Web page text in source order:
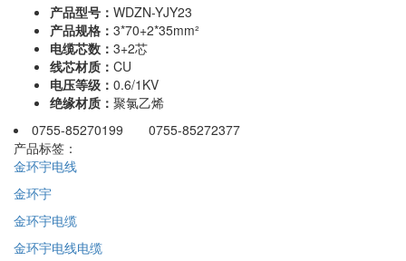
产品型号： WDZN-YJY23
产品规格： 3*70+2*35mm²
电缆芯数： 3+2芯
线芯材质： CU
电压等级： 0.6/1KV
绝缘材质： 聚氯乙烯
0755-85270199 0755-85272377
产品标签：
金环宇电线
金环宇
金环宇电缆
金环宇电线电缆